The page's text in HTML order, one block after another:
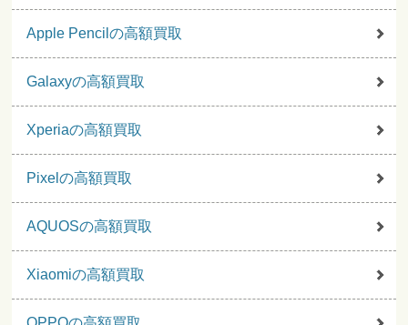
Apple Pencilの高額買取
Galaxyの高額買取
Xperiaの高額買取
Pixelの高額買取
AQUOSの高額買取
Xiaomiの高額買取